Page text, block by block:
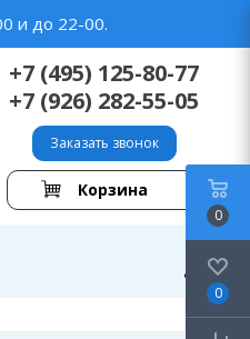
и до 22-00.
+7 (495) 125-80-77
+7 (926) 282-55-05
Заказать звонок
Корзина
0
0